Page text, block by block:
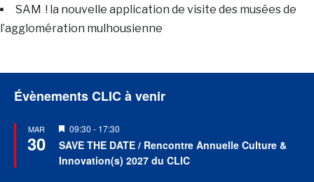
SAM ! la nouvelle application de visite des musées de
l’agglomération mulhousienne
Évènements CLIC à venir
MAR
30
Mis
en
avant
09:30 - 17:30
SAVE THE DATE / Rencontre Annuelle Culture &
Innovation(s) 2027 du CLIC